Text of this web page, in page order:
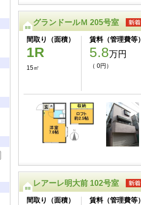
グランドールＭ 205号室
間取り（面積）
1R
15㎡
賃料（管理費等）
5.8万円
（ 0円）
レアーレ明大前 102号室
間取り（面積） 賃料（管理費等）